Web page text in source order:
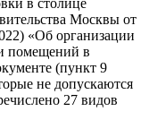
Москвы от
«Об организации
помещений в
(пункт 9
не допускаются
27 видов